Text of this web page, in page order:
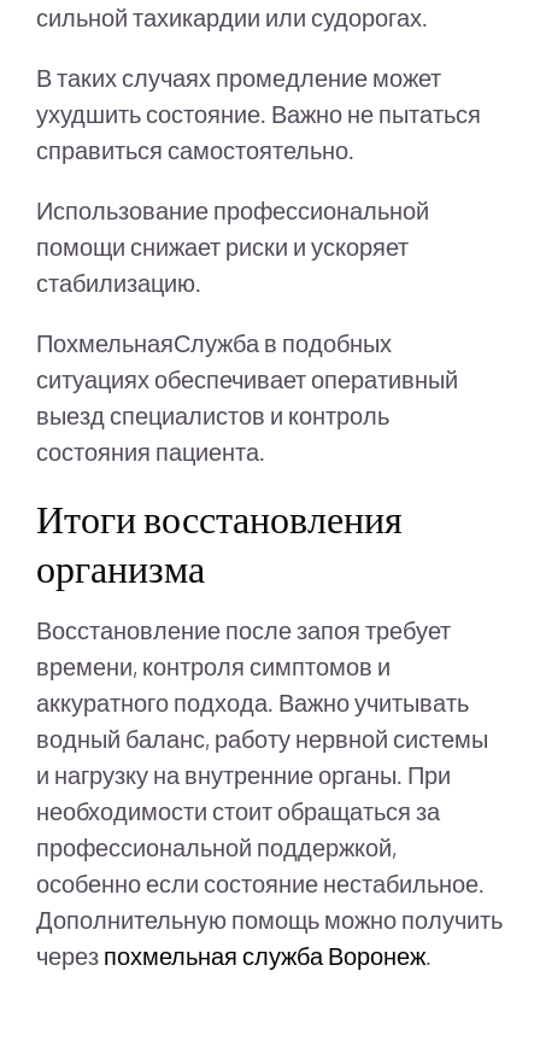
сильной тахикардии или судорогах.
В таких случаях промедление может
ухудшить состояние. Важно не пытаться
справиться самостоятельно.
Использование профессиональной
помощи снижает риски и ускоряет
стабилизацию.
ПохмельнаяСлужба в подобных
ситуациях обеспечивает оперативный
выезд специалистов и контроль
состояния пациента.
Итоги восстановления
организма
Восстановление после запоя требует
времени, контроля симптомов и
аккуратного подхода. Важно учитывать
водный баланс, работу нервной системы
и нагрузку на внутренние органы. При
необходимости стоит обращаться за
профессиональной поддержкой,
особенно если состояние нестабильное.
Дополнительную помощь можно получить
через похмельная служба Воронеж.